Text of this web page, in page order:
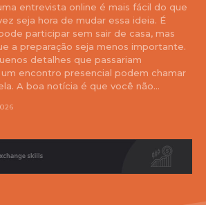
entrevista online é mais fácil do que
seja hora de mudar essa ideia. É
participar sem sair de casa, mas
a preparação seja menos importante.
detalhes que passariam
encontro presencial podem chamar
A boa notícia é que você não...